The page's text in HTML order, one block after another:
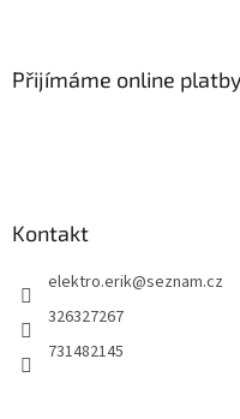
Přijímáme online platby
Kontakt
elektro.erik@seznam.cz
326327267
731482145